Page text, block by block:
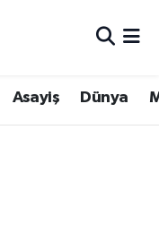
Asayiş Dünya